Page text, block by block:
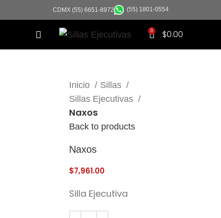
CDMX (55) 6651-8972 (55) 1801-0554
0 $0.00
Inicio
Sillas
Sillas Ejecutivas
Naxos
Back to products
Naxos
$7,961.00
Silla Ejecutiva